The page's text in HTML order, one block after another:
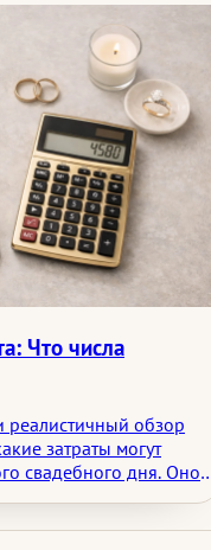
усилия по
процесс.
спокойный
решение
дня.
Что числа
реалистичный обзор
затраты могут
свадебного дня. Оно
бюджетные,
и содержит